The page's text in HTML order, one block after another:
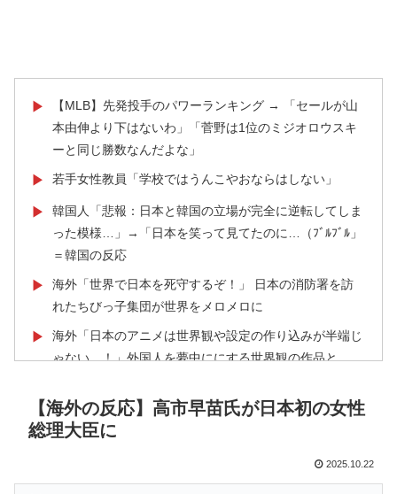
▶
【MLB】先発投手のパワーランキング → 「セールが山
本由伸より下はないわ」「菅野は1位のミジオロウスキ
ーと同じ勝数なんだよな」
▶ 若手女性教員「学校ではうんこやおならはしない」
▶
韓国人「悲報：日本と韓国の立場が完全に逆転してしま
った模様…」→「日本を笑って見てたのに…（ﾌﾞﾙﾌﾞﾙ」
＝韓国の反応
▶
海外「世界で日本を死守するぞ！」 日本の消防署を訪
れたちびっ子集団が世界をメロメロに
▶
海外「日本のアニメは世界観や設定の作り込みが半端じ
ゃない…！」外国人を夢中ににする世界観の作品と
▶ ドイツの湖上に巨大な水上竜巻が発生し周囲が騒然！！
▶ 英国人「ようこそ」冨安健洋、クリスタルパレス加入が
決定的に！メディカル検査をパス！現地サポが歓迎！ア
ーセナルファンも祝福！【海外の反応】
【海外の反応】高市早苗氏が日本初の女性
総理大臣に
2025.10.22